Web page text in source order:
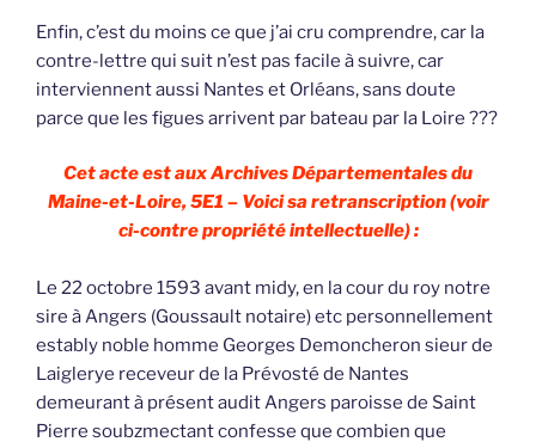
Enfin, c’est du moins ce que j’ai cru comprendre, car la
contre-lettre qui suit n’est pas facile à suivre, car
interviennent aussi Nantes et Orléans, sans doute
parce que les figues arrivent par bateau par la Loire ???
Cet acte est aux Archives Départementales du
Maine-et-Loire, 5E1 – Voici sa retranscription (voir
ci-contre propriété intellectuelle) :
Le 22 octobre 1593 avant midy, en la cour du roy notre
sire à Angers (Goussault notaire) etc personnellement
estably noble homme Georges Demoncheron sieur de
Laiglerye receveur de la Prévosté de Nantes
demeurant à présent audit Angers paroisse de Saint
Pierre soubzmectant confesse que combien que